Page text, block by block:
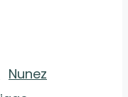
Nunez